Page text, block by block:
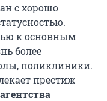
с хорошо
к основным
более
поликлиники.
престиж